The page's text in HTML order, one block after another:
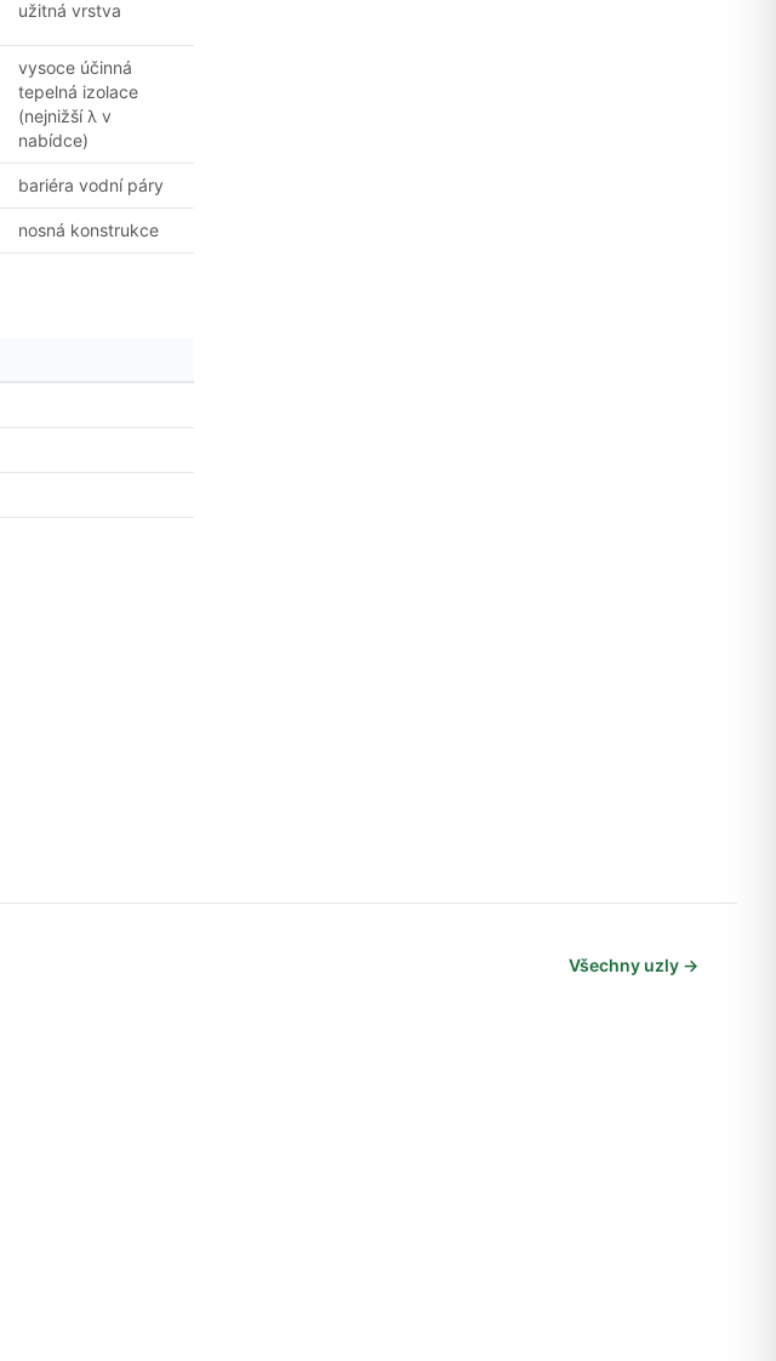
užitná vrstva
vysoce účinná
tepelná izolace
(nejnižší λ v
nabídce)
bariéra vodní páry
nosná konstrukce
Všechny uzly →